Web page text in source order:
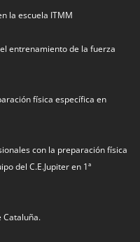
la escuela ITMM
entrenamiento de la fuerza
física específica en
con la preparación física
del C.E.Jupiter en 1ª
Cataluña.